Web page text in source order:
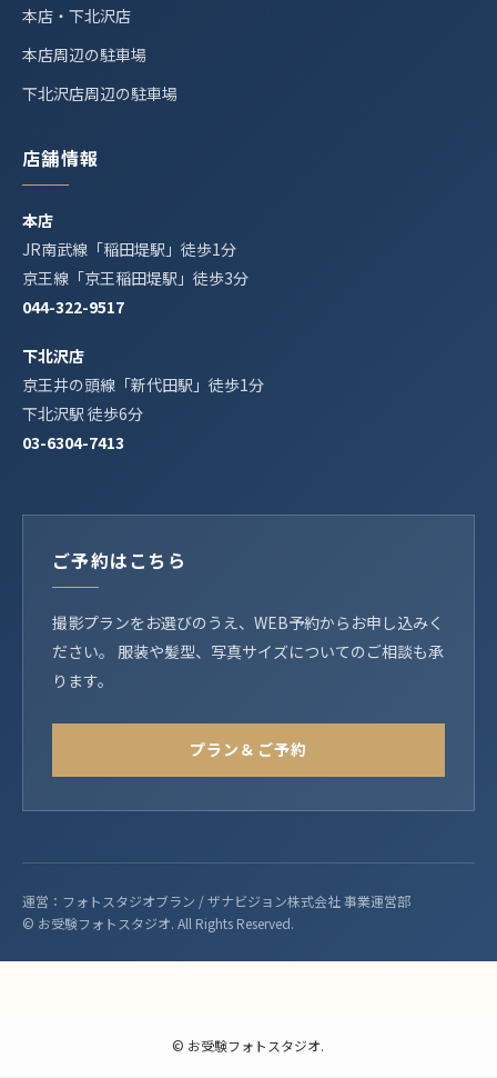
本店・下北沢店
本店周辺の駐車場
下北沢店周辺の駐車場
店舗情報
本店
JR南武線「稲田堤駅」徒歩1分
京王線「京王稲田堤駅」徒歩3分
044-322-9517
下北沢店
京王井の頭線「新代田駅」徒歩1分
下北沢駅 徒歩6分
03-6304-7413
ご予約はこちら
撮影プランをお選びのうえ、WEB予約からお申し込みく
ださい。 服装や髪型、写真サイズについてのご相談も承
ります。
プラン＆ご予約
運営：フォトスタジオブラン / ザナビジョン株式会社 事業運営部
© お受験フォトスタジオ. All Rights Reserved.
© お受験フォトスタジオ.